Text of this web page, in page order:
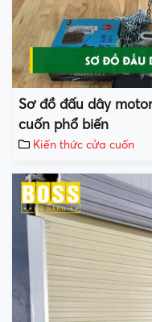
Sơ đồ đấu dây
cuốn phổ biến
Kiến thức cửa cuốn